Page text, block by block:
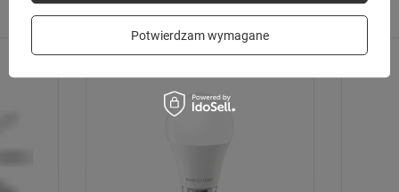
Potwierdzam wymagane